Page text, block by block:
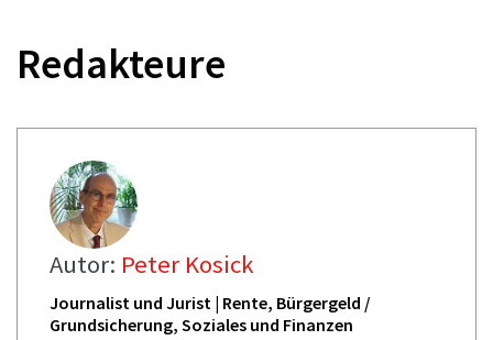
Redakteure
Autor: Peter Kosick
Journalist und Jurist | Rente, Bürgergeld /
Grundsicherung, Soziales und Finanzen